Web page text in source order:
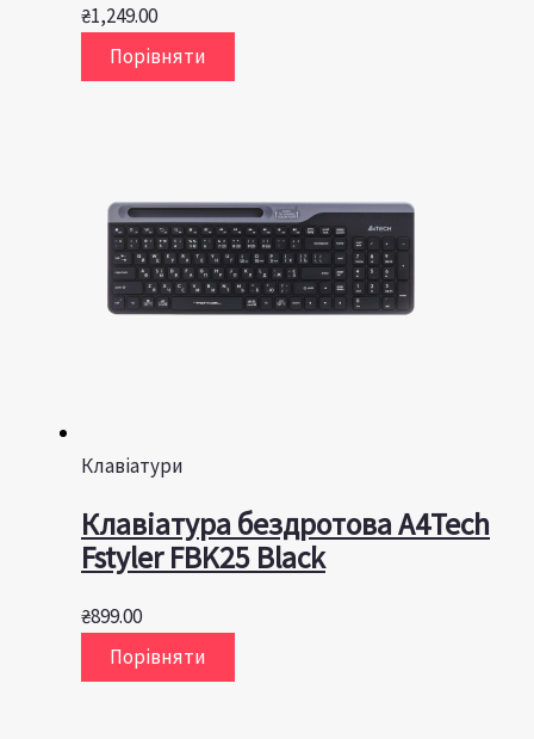
₴1,249.00
Порівняти
Клавіатури
Клавіатура бездротова A4Tech
Fstyler FBK25 Black
₴899.00
Порівняти